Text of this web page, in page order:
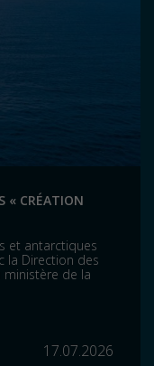
« CRÉATION
et antarctiques
la Direction des
ministère de la
17.07.2026